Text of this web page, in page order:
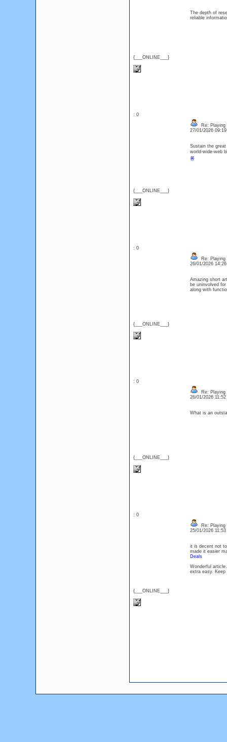
{___ONLINE___}
The depth of
reliable
: 0
{___ONLINE___}
Re: Playing
27/01/2026
Sustain the
world-wide-web
롱
: 0
{___ONLINE___}
Re: Playing
26/01/2026
Amazing short
be uninvolved
along with
: 0
{___ONLINE___}
Re: Playing
26/01/2026
What is an
: 0
{___ONLINE___}
Re: Playing
25/01/2026
it is decent not
made it easier
Deals
Wonderful
extra easy.